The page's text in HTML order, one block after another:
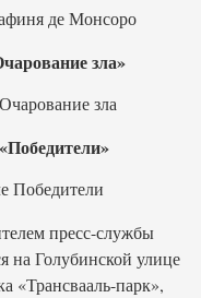
зла»
пресс-службы
на Голубинской улице
«Трансвааль-парк»,